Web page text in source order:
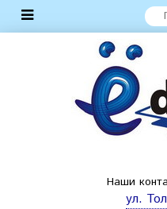
Наши
ул.